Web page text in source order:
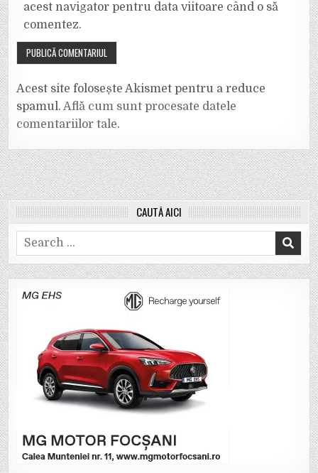
acest navigator pentru data viitoare când o să
comentez.
Acest site folosește Akismet pentru a reduce
spamul.Află cum sunt procesate datele
comentariilor tale.
CAUTĂ AICI
Search
for: